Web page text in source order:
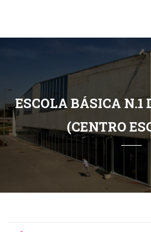
ESCOLA BÁSICA N.1
(CENTRO